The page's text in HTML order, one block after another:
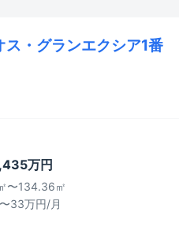
・グランエクシア1番
万円
〜134.36㎡
33万円/月